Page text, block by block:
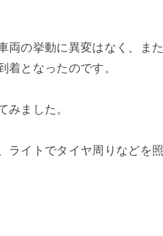
両の挙動に異変はなく、ま
となったのです。
みました。
ライトでタイヤ周りなどを